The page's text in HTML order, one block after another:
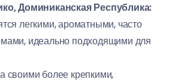
Доминиканская Республика:
легкими, ароматными, часто
идеально подходящими для
своими более крепкими,